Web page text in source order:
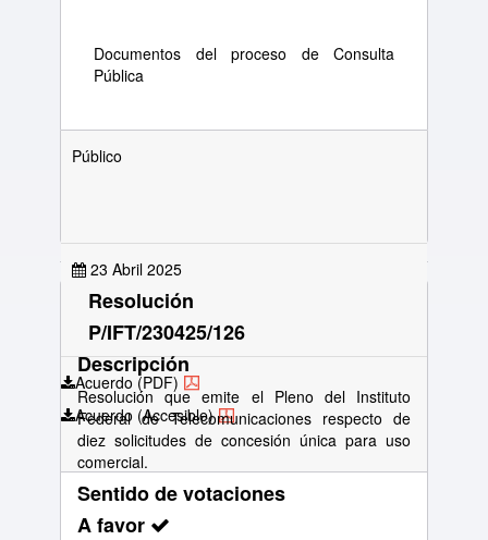
Documentos del proceso de Consulta
Pública
Público
23 Abril 2025
Acuerdo (PDF)
Acuerdo (Accesible)
Resolución
P/IFT/230425/126
Descripción
Resolución que emite el Pleno del Instituto
Federal de Telecomunicaciones respecto de
diez solicitudes de concesión única para uso
comercial.
Sentido de votaciones
A favor